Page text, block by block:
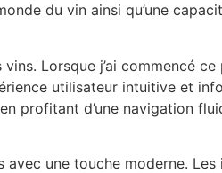
du vin ainsi qu’une
Lorsque j’ai commencé
utilisateur intuitive et
profitant d’une navigation
une touche moderne. Les